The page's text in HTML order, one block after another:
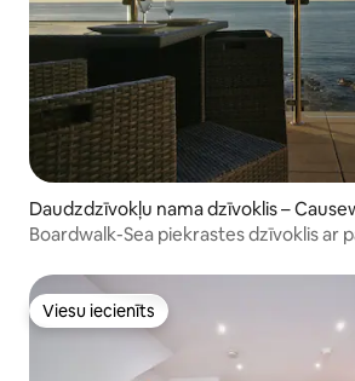
Daudzdzīvokļu nama dzīvoklis –
oast and Glens
Boardwalk-Sea piekrastes dzīvoklis ar
Viesu iecienīts
Viesu iecienīts